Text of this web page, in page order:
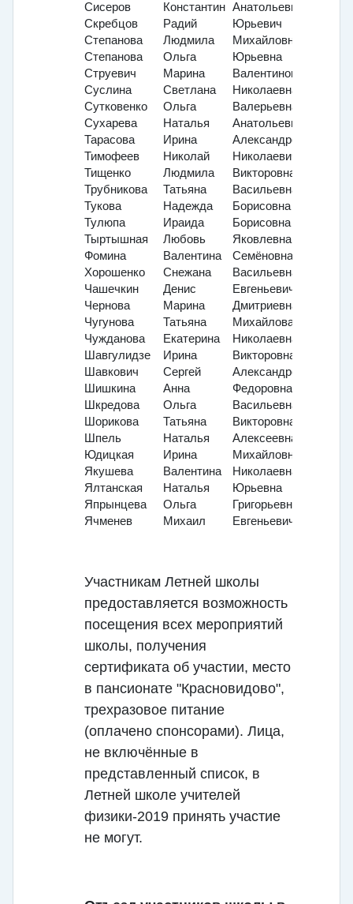
Сисеров
Константин Анатольевич
Скребцов
Радий
Юрьевич
Степанова
Людмила
Михайловна
Степанова
Ольга
Юрьевна
Струевич
Марина
Валентиновна
Суслина
Светлана
Николаевна
Сутковенко
Ольга
Валерьевна
Сухарева
Наталья
Анатольевна
Тарасова
Ирина
Александровна
Тимофеев
Николай
Николаевич
Тищенко
Людмила
Викторовна
Трубникова
Татьяна
Васильевна
Тукова
Надежда
Борисовна
Тулюпа
Ираида
Борисовна
Тыртышная
Любовь
Яковлевна
Фомина
Валентина
Семёновна
Хорошенко
Снежана
Васильевна
Чашечкин
Денис
Евгеньевич
Чернова
Марина
Дмитриевна
Чугунова
Татьяна
Михайлова
Чужданова
Екатерина
Николаевна
Шавгулидзе
Ирина
Викторовна
Шавкович
Сергей
Александрович
Шишкина
Анна
Федоровна
Шкредова
Ольга
Васильевна
Шорикова
Татьяна
Викторовна
Шпель
Наталья
Алексеевна
Юдицкая
Ирина
Михайловна
Якушева
Валентина
Николаевна
Ялтанская
Наталья
Юрьевна
Япрынцева
Ольга
Григорьевна
Ячменев
Михаил Евгеньевич
Участникам Летней школы
предоставляется возможность
посещения всех мероприятий
школы, получения
сертификата об участии, место
в пансионате "Красновидово",
трехразовое питание
(оплачено спонсорами). Лица,
не включённые в
представленный список, в
Летней школе учителей
физики-2019 принять участие
не могут.